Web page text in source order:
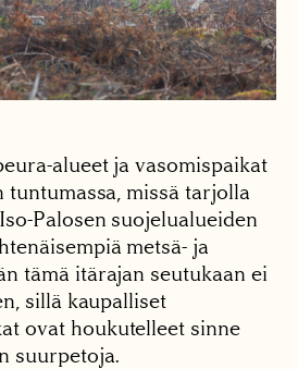
alueet ja vasomispaikat
missä tarjolla
Palosen suojelualueiden
metsä- ja
tämä itärajan seutukaan ei
sillä kaupalliset
ovat houkutelleet sinne
suurpetoja.